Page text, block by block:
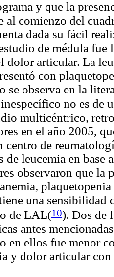
y que la
al comienzo del
dada su fácil
de médula fue
dolor articular. La
con
se observa en la
no es
multicéntrico,
en el año 2005,
centro de
de leucemia en base
observaron que la
una sensibilidad
de LAL(10). Dos de
antes
en ellos fue menor
y dolor articular